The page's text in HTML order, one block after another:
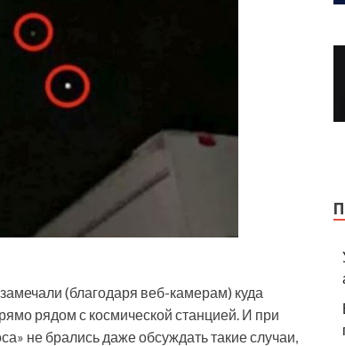
(благодаря веб-камерам) куда
рядом с космической станцией. И при
не брались даже обсуждать такие случаи,